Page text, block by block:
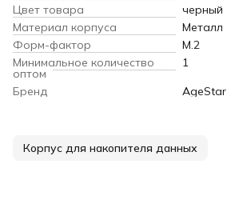
Цвет товара
черный
Материал корпуса
Металл
Форм-фактор
M.2
Минимальное количество
оптом
1
Бренд
AgeStar
Корпус для накопителя данных